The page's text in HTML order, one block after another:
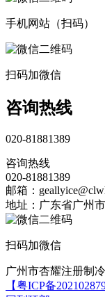
手机网站（扫码）
扫码加微信
咨询热线
020-81881389
咨询热线
020-81881389
邮箱：
地址：广东省广州
扫码加微信
广州市杏耀注册制
【粤ICP备